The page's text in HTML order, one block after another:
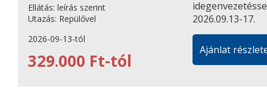
Ellátás: leírás szerint
Utazás: Repülővel
2026-09-13-tól
329.000 Ft-tól
Ajánlat